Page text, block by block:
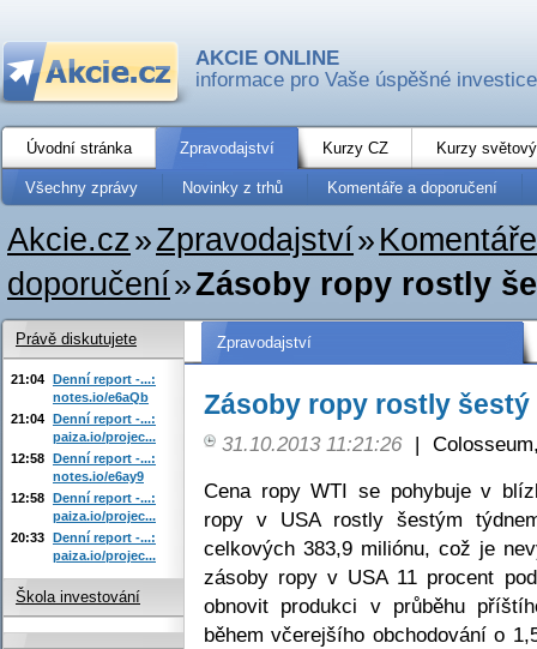
AKCIE ONLINE
informace pro Vaše úspěšné investice
Úvodní stránka Zpravodajství Kurzy CZ Kurzy
Všechny zprávy Novinky z trhů Komentáře a doporučení
Akcie.cz»Zpravodajství»
doporučení»Zásoby ropy rostly
Zpravodajství
Zásoby ropy rostly šestý
31.10.2013 11:21:26 |
Cena ropy WTI se pohybuje v
ropy v USA rostly šestým
celkových 383,9 miliónu, což je
zásoby ropy v USA 11 procent
obnovit produkci v průběhu
během včerejšího obchodování o
Právě diskutujete
21:04 Denní report -...:
notes.io/e6aQb
21:04 Denní report -...:
paiza.io/projec...
12:58 Denní report -...:
notes.io/e6ay9
12:58 Denní report -...:
paiza.io/projec...
20:33 Denní report -...:
paiza.io/projec...
Škola investování